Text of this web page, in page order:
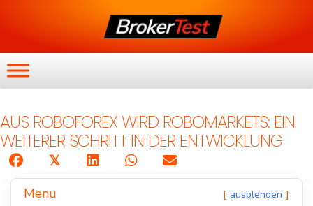
AUS ROBOFOREX WIRD ROBOMARKETS: EIN
WEITERER SCHRITT IN DER ENTWICKLUNG
𝕏
Menu ausblenden